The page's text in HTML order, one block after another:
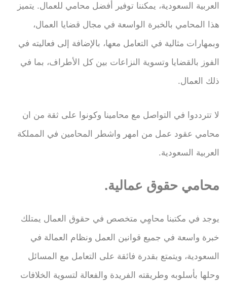
العربية السعودية، يمكننا توفير أفضل محامي للعمال. يتميز
هذا المحامي بالخبرة الواسعة في مجال قضايا العمال،
وبمهارات مثالية في التعامل معها، بالإضافة إلى فعاليته في
الفوز بالقضايا وتسوية النزاعات بين كل الأطراف، بما في
ذلك العمال.
لا تترددوا في التواصل مع محامينا وكونوا على ثقة من ان
محامي عقود عمل من امهر واشطر المحامين في المملكة
العربية السعودية.
محامي حقوق عمالية.
يوجد في مكتبنا محامٍي متخصص في حقوق العمال يمتلك
خبرة واسعة في جميع قوانين العمل ونظام العمالة في
السعودية، ويتمتع بقدرة فائقة على التعامل مع المسائل
وحلها بأسلوبه وطريقته الفريدة والفعالة لتسوية الخلافات